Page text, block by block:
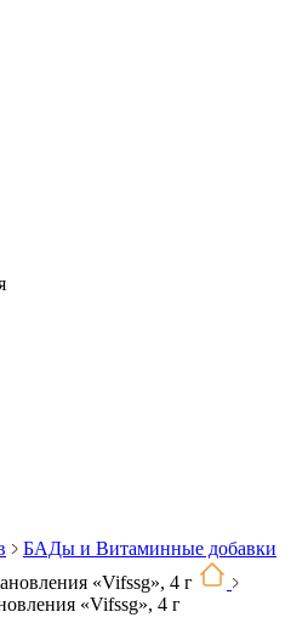
БАДы и Витаминные добавки
«Vifssg», 4 г
«Vifssg», 4 г